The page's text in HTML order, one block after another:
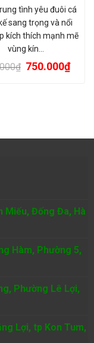
tình yêu đuôi cá
sang trọng và nổi
kích thích mạnh mẽ
vùng kín…
₫ 750.000₫
Miếu, Đống Đa, Hà
Hàm, Phường 5,
Phường Lê Lợi,
Lợi, tp Kon Tum,